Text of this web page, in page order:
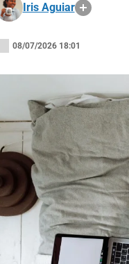
Iris Aguiar
08/07/2026 18:01